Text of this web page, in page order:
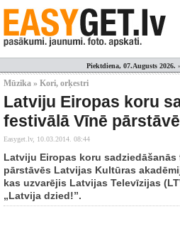
Piektdiena, 07.Augusts 2026.
Mūzika » Kori, orķestri
Latviju Eiropas koru
festivālā Vīnē
Easyget.lv, 10.03.2014. 08:44
Latviju Eiropas koru sadziedāšanās
pārstāvēs Latvijas Kultūras
kas uzvarējis Latvijas Televīzijas
„Latvija dzied!”.